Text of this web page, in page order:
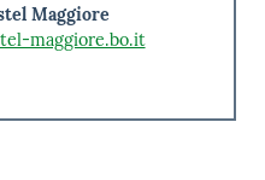
Maggiore
maggiore.bo.it